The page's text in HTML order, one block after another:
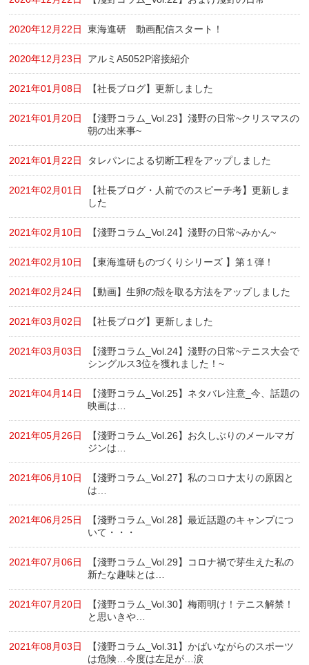
2020年12月22日 東海進研 動画配信スタート！
2020年12月23日 アルミA5052P溶接紹介
2021年01月08日 【社長ブログ】更新しました
2021年01月20日
【淺野コラム_Vol.23】淺野の日常~クリスマスの
朝の出来事~
2021年01月22日 タレパンによる切断工程をアップしました
2021年02月01日
【社長ブログ・人前でのスピーチ考】更新しま
した
2021年02月10日 【淺野コラム_Vol.24】淺野の日常~みかん~
2021年02月10日 【東海進研ものづくりシリーズ 】第１弾！
2021年02月24日 【動画】生卵の殻を取る方法をアップしました
2021年03月02日 【社長ブログ】更新しました
2021年03月03日
【淺野コラム_Vol.24】淺野の日常~テニス大会で
シングルス3位を獲れました！~
2021年04月14日
【淺野コラム_Vol.25】ネタバレ注意_今、話題の
映画は…
2021年05月26日
【淺野コラム_Vol.26】お久しぶりのメールマガ
ジンは…
2021年06月10日
【淺野コラム_Vol.27】私のコロナ太りの原因と
は…
2021年06月25日
【淺野コラム_Vol.28】最近話題のキャンプにつ
いて・・・
2021年07月06日
【淺野コラム_Vol.29】コロナ禍で芽生えた私の
新たな趣味とは…
2021年07月20日
【淺野コラム_Vol.30】梅雨明け！テニス解禁！
と思いきや…
2021年08月03日
【淺野コラム_Vol.31】かばいながらのスポーツ
は危険…今度は左足が…涙